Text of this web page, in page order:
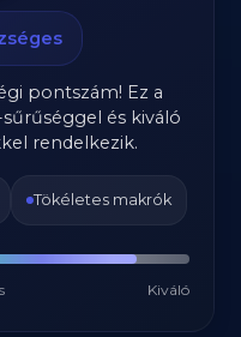
pontszám! Ez a
és kiváló
rendelkezik.
Tökéletes makrók
Kiváló